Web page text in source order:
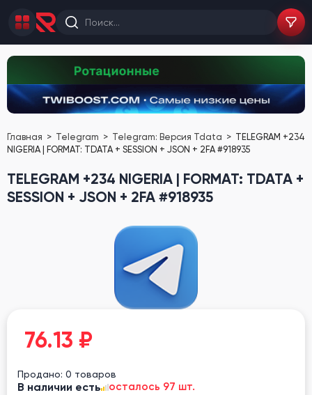
Главная Telegram Telegram: Версия Tdata
TELEGRAM +234
NIGERIA | FORMAT: TDATA + SESSION + JSON + 2FA #918935
TELEGRAM +234 NIGERIA | FORMAT: TDATA +
SESSION + JSON + 2FA #918935
76.13 ₽
Продано: 0 товаров
В наличии есть
осталось 97 шт.